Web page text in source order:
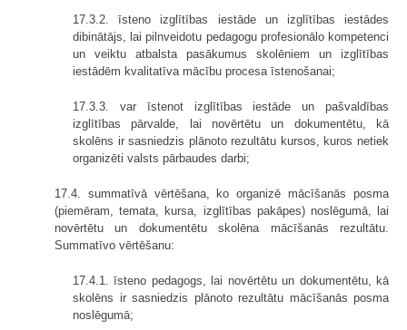
17.3.2. īsteno izglītības iestāde un izglītības iestādes
dibinātājs, lai pilnveidotu pedagogu profesionālo kompetenci
un veiktu atbalsta pasākumus skolēniem un izglītības
iestādēm kvalitatīva mācību procesa īstenošanai;
17.3.3. var īstenot izglītības iestāde un pašvaldības
izglītības pārvalde, lai novērtētu un dokumentētu, kā
skolēns ir sasniedzis plānoto rezultātu kursos, kuros netiek
organizēti valsts pārbaudes darbi;
17.4. summatīvā vērtēšana, ko organizē mācīšanās posma
(piemēram, temata, kursa, izglītības pakāpes) noslēgumā, lai
novērtētu un dokumentētu skolēna mācīšanās rezultātu.
Summatīvo vērtēšanu:
17.4.1. īsteno pedagogs, lai novērtētu un dokumentētu, kā
skolēns ir sasniedzis plānoto rezultātu mācīšanās posma
noslēgumā;